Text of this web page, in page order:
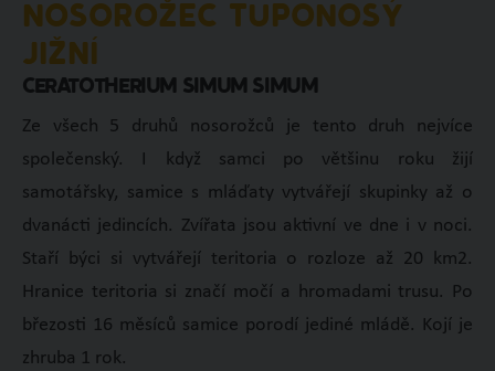
NOSOROŽEC TUPONOSÝ
JIŽNÍ
Ceratotherium simum simum
Ze všech 5 druhů nosorožců je tento druh nejvíce
společenský. I když samci po většinu roku žijí
samotářsky, samice s mláďaty vytvářejí skupinky až o
dvanácti jedincích. Zvířata jsou aktivní ve dne i v noci.
Staří býci si vytvářejí teritoria o rozloze až 20 km2.
Hranice teritoria si značí močí a hromadami trusu. Po
březosti 16 měsíců samice porodí jediné mládě. Kojí je
zhruba 1 rok.